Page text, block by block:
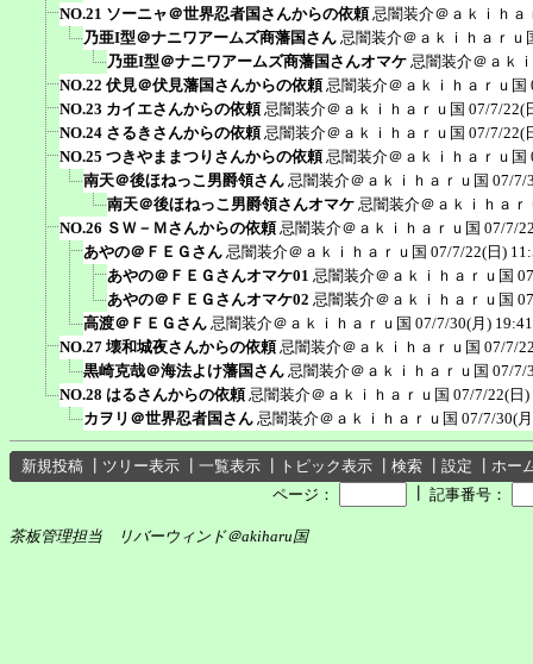
NO.21 ソーニャ＠世界忍者国さんからの依頼 忌闇装介＠ａｋｉｈａ
乃亜I型＠ナニワアームズ商藩国さん 忌闇装介＠ａｋｉｈａｒｕ
乃亜I型＠ナニワアームズ商藩国さんオマケ 忌闇装介＠ａｋ
NO.22 伏見＠伏見藩国さんからの依頼 忌闇装介＠ａｋｉｈａｒｕ国
NO.23 カイエさんからの依頼 忌闇装介＠ａｋｉｈａｒｕ国 07/7/22(
NO.24 さるきさんからの依頼 忌闇装介＠ａｋｉｈａｒｕ国 07/7/22(
NO.25 つきやままつりさんからの依頼 忌闇装介＠ａｋｉｈａｒｕ国
南天＠後ほねっこ男爵領さん 忌闇装介＠ａｋｉｈａｒｕ国 07/7/
南天＠後ほねっこ男爵領さんオマケ 忌闇装介＠ａｋｉｈａｒ
NO.26 ＳＷ－Ｍさんからの依頼 忌闇装介＠ａｋｉｈａｒｕ国 07/7/
あやの＠ＦＥＧさん 忌闇装介＠ａｋｉｈａｒｕ国 07/7/22(日)
あやの＠ＦＥＧさんオマケ01 忌闇装介＠ａｋｉｈａｒｕ国
あやの＠ＦＥＧさんオマケ02 忌闇装介＠ａｋｉｈａｒｕ国
高渡＠ＦＥＧさん 忌闇装介＠ａｋｉｈａｒｕ国 07/7/30(月) 19:41
NO.27 壊和城夜さんからの依頼 忌闇装介＠ａｋｉｈａｒｕ国 07/7/
黒崎克哉＠海法よけ藩国さん 忌闇装介＠ａｋｉｈａｒｕ国 07/7/
NO.28 はるさんからの依頼 忌闇装介＠ａｋｉｈａｒｕ国 07/7/22(日)
カヲリ＠世界忍者国さん 忌闇装介＠ａｋｉｈａｒｕ国 07/7/30(
新規投稿 ツリー表示 一覧表示 トピック表示 検索 設定
ホー
ページ：
記事番号：
茶板管理担当 リバーウィンド＠akiharu国